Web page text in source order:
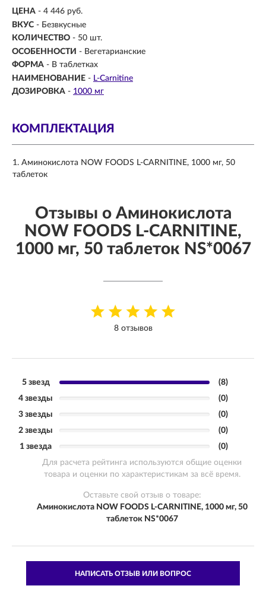
ЦЕНА - 4 446 руб.
ВКУС - Безвкусные
КОЛИЧЕСТВО - 50 шт.
ОСОБЕННОСТИ - Вегетарианские
ФОРМА - В таблетках
НАИМЕНОВАНИЕ - L-Carnitine
ДОЗИРОВКА - 1000 мг
КОМПЛЕКТАЦИЯ
Аминокислота NOW FOODS L-CARNITINE, 1000 мг, 50
таблеток
Отзывы о Аминокислота
NOW FOODS L-CARNITINE,
1000 мг, 50 таблеток NS*0067
8 отзывов
5 звезд
(8)
4 звезды
(0)
3 звезды
(0)
2 звезды
(0)
1 звезда
(0)
Для расчета рейтинга используются общие оценки
товара и оценки по характеристикам за всё время.
Оставьте свой отзыв о товаре:
Аминокислота NOW FOODS L-CARNITINE, 1000 мг, 50
таблеток NS*0067
НАПИСАТЬ ОТЗЫВ ИЛИ ВОПРОС